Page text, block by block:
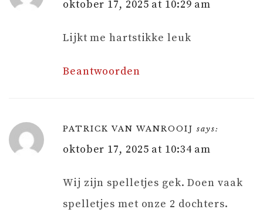
oktober 17, 2025 at 10:29 am
Lijkt me hartstikke leuk
Beantwoorden
PATRICK VAN WANROOIJ says:
oktober 17, 2025 at 10:34 am
Wij zijn spelletjes gek. Doen vaak
spelletjes met onze 2 dochters.